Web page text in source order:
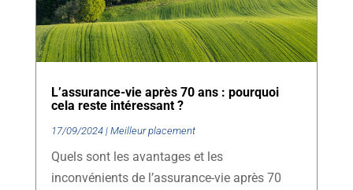
L’assurance-vie après 70 ans : pourquoi
cela reste intéressant ?
17/09/2024| Meilleur placement
Quels sont les avantages et les
inconvénients de l’assurance-vie après 70